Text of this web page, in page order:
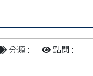
分類 : 點閱 :